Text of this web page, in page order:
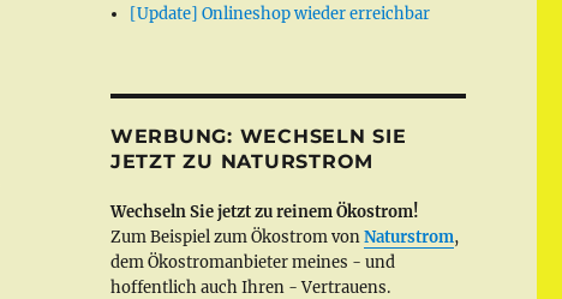
[Update] Onlineshop wieder erreichbar
WERBUNG: WECHSELN SIE
JETZT ZU NATURSTROM
Wechseln Sie jetzt zu reinem Ökostrom!
Zum Beispiel zum Ökostrom vonNaturstrom,
dem Ökostromanbieter meines - und
hoffentlich auch Ihren - Vertrauens.